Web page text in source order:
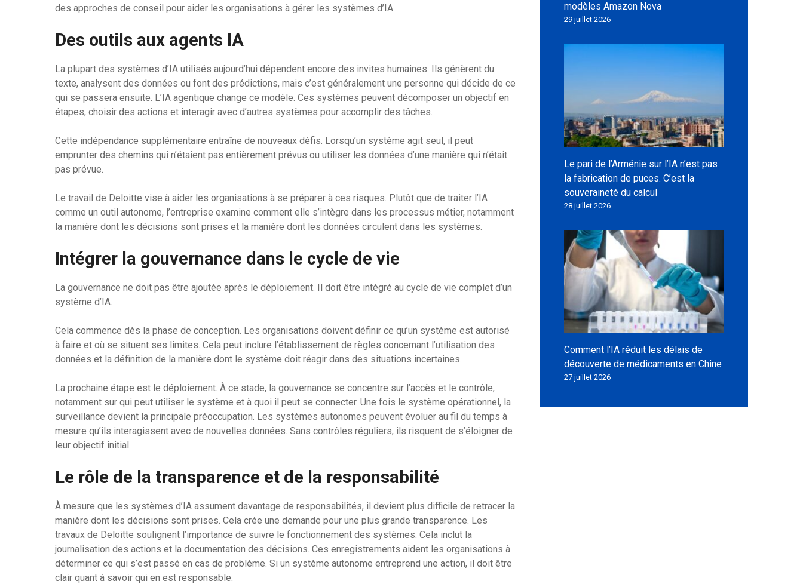
des approches de conseil pour aider les organisations à gérer les systèmes d’IA.
Des outils aux agents IA
La plupart des systèmes d’IA utilisés aujourd’hui dépendent encore des invites humaines. Ils génèrent du
texte, analysent des données ou font des prédictions, mais c’est généralement une personne qui décide de ce
qui se passera ensuite. L’IA agentique change ce modèle. Ces systèmes peuvent décomposer un objectif en
étapes, choisir des actions et interagir avec d’autres systèmes pour accomplir des tâches.
Cette indépendance supplémentaire entraîne de nouveaux défis. Lorsqu’un système agit seul, il peut
emprunter des chemins qui n’étaient pas entièrement prévus ou utiliser les données d’une manière qui n’était
pas prévue.
Le travail de Deloitte vise à aider les organisations à se préparer à ces risques. Plutôt que de traiter l’IA
comme un outil autonome, l’entreprise examine comment elle s’intègre dans les processus métier, notamment
la manière dont les décisions sont prises et la manière dont les données circulent dans les systèmes.
Intégrer la gouvernance dans le cycle de vie
La gouvernance ne doit pas être ajoutée après le déploiement. Il doit être intégré au cycle de vie complet d’un
système d’IA.
Cela commence dès la phase de conception. Les organisations doivent définir ce qu’un système est autorisé
à faire et où se situent ses limites. Cela peut inclure l’établissement de règles concernant l’utilisation des
données et la définition de la manière dont le système doit réagir dans des situations incertaines.
La prochaine étape est le déploiement. À ce stade, la gouvernance se concentre sur l’accès et le contrôle,
notamment sur qui peut utiliser le système et à quoi il peut se connecter. Une fois le système opérationnel, la
surveillance devient la principale préoccupation. Les systèmes autonomes peuvent évoluer au fil du temps à
mesure qu’ils interagissent avec de nouvelles données. Sans contrôles réguliers, ils risquent de s’éloigner de
leur objectif initial.
Le rôle de la transparence et de la responsabilité
À mesure que les systèmes d’IA assument davantage de responsabilités, il devient plus difficile de retracer la
manière dont les décisions sont prises. Cela crée une demande pour une plus grande transparence. Les
travaux de Deloitte soulignent l’importance de suivre le fonctionnement des systèmes. Cela inclut la
journalisation des actions et la documentation des décisions. Ces enregistrements aident les organisations à
déterminer ce qui s’est passé en cas de problème. Si un système autonome entreprend une action, il doit être
clair quant à savoir qui en est responsable.
modèles Amazon Nova
29 juillet 2026
Le pari de l’Arménie sur l’IA n’est pas
la fabrication de puces. C’est la
souveraineté du calcul
28 juillet 2026
Comment l’IA réduit les délais de
découverte de médicaments en Chine
27 juillet 2026